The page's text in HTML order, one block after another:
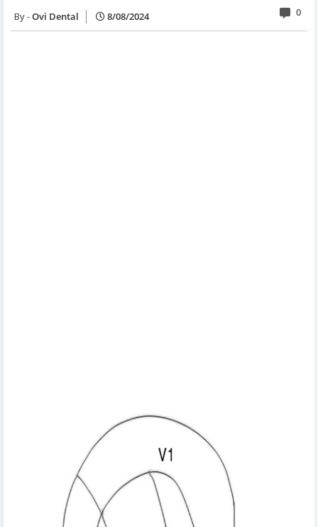
Ovi Dental 8/08/2024 0